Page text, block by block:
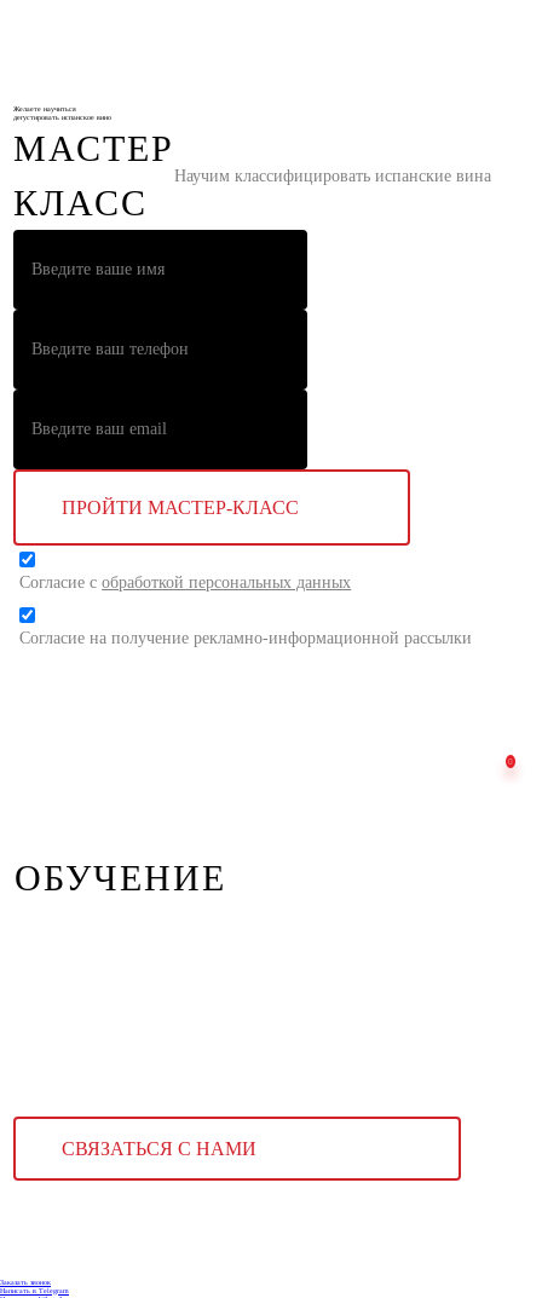
Желаете научиться
дегустировать испанское вино
МАСТЕР
КЛАСС
Научим классифицировать испанские вина
ПРОЙТИ МАСТЕР-КЛАСС
Согласие собработкой персональных данных
Согласие на получение рекламно-информационной рассылки
ОБУЧЕНИЕ
СВЯЗАТЬСЯ С НАМИ
Заказать звонок
Написать в Telegram